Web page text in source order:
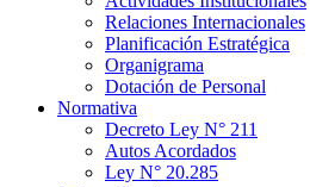
Relaciones Internacionales
Planificación Estratégica
Organigrama
Dotación de Personal
Normativa
Decreto Ley N° 211
Autos Acordados
Ley N° 20.285